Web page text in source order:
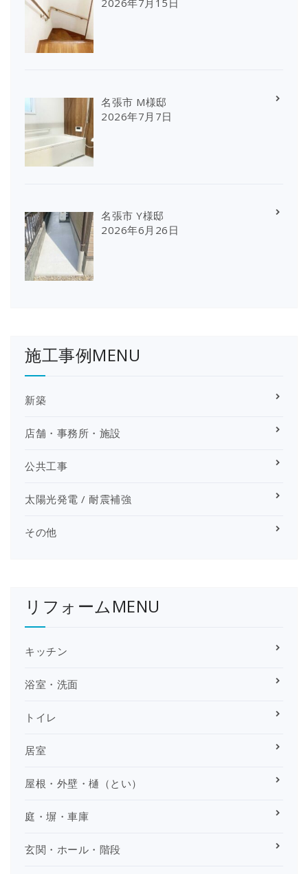
名張市 M様邸
2026年7月7日
名張市 Y様邸
2026年6月26日
施工事例MENU
新築
店舗・事務所・施設
公共工事
太陽光発電 / 耐震補強
その他
リフォームMENU
キッチン
浴室・洗面
トイレ
居室
屋根・外壁・樋（とい）
庭・塀・車庫
玄関・ホール・階段